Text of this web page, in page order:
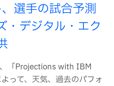
選手の試合予測
・デジタル・エク
「Projections with IBM
って、天気、過去のパフォ